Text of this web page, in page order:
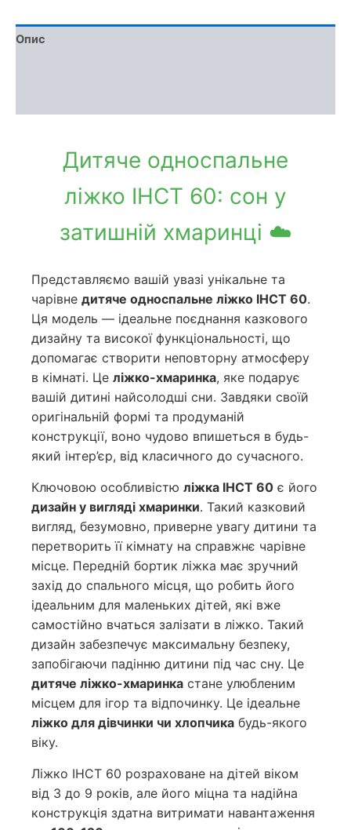
Опис
Дитяче односпальне
ліжко ІНСТ 60: сон у
затишній хмаринці ☁️
Представляємо вашій увазі унікальне та
чарівне дитяче односпальне ліжко ІНСТ 60.
Ця модель — ідеальне поєднання казкового
дизайну та високої функціональності, що
допомагає створити неповторну атмосферу
в кімнаті. Це ліжко-хмаринка, яке подарує
вашій дитині найсолодші сни. Завдяки своїй
оригінальній формі та продуманій
конструкції, воно чудово впишеться в будь-
який інтер’єр, від класичного до сучасного.
Ключовою особливістю ліжка ІНСТ 60 є його
дизайн у вигляді хмаринки. Такий казковий
вигляд, безумовно, приверне увагу дитини та
перетворить її кімнату на справжнє чарівне
місце. Передній бортик ліжка має зручний
захід до спального місця, що робить його
ідеальним для маленьких дітей, які вже
самостійно вчаться залізати в ліжко. Такий
дизайн забезпечує максимальну безпеку,
запобігаючи падінню дитини під час сну. Це
дитяче ліжко-хмаринка стане улюбленим
місцем для ігор та відпочинку. Це ідеальне
ліжко для дівчинки чи хлопчика будь-якого
віку.
Ліжко ІНСТ 60 розраховане на дітей віком
від 3 до 9 років, але його міцна та надійна
конструкція здатна витримати навантаження